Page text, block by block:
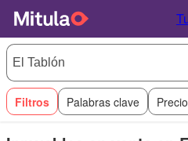
Filtros Palabras clave Precio